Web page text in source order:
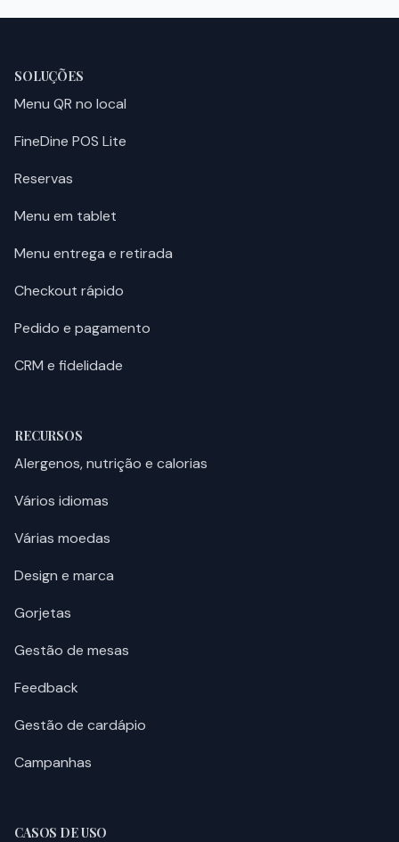
SOLUÇÕES
Menu QR no local
FineDine POS Lite
Reservas
Menu em tablet
Menu entrega e retirada
Checkout rápido
Pedido e pagamento
CRM e fidelidade
RECURSOS
Alergenos, nutrição e calorias
Vários idiomas
Várias moedas
Design e marca
Gorjetas
Gestão de mesas
Feedback
Gestão de cardápio
Campanhas
CASOS DE USO